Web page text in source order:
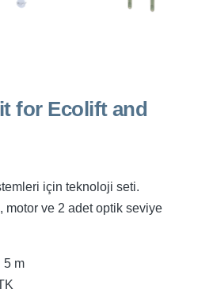
for Ecolift and
için teknoloji seti.
motor ve 2 adet optik seviye
5 m